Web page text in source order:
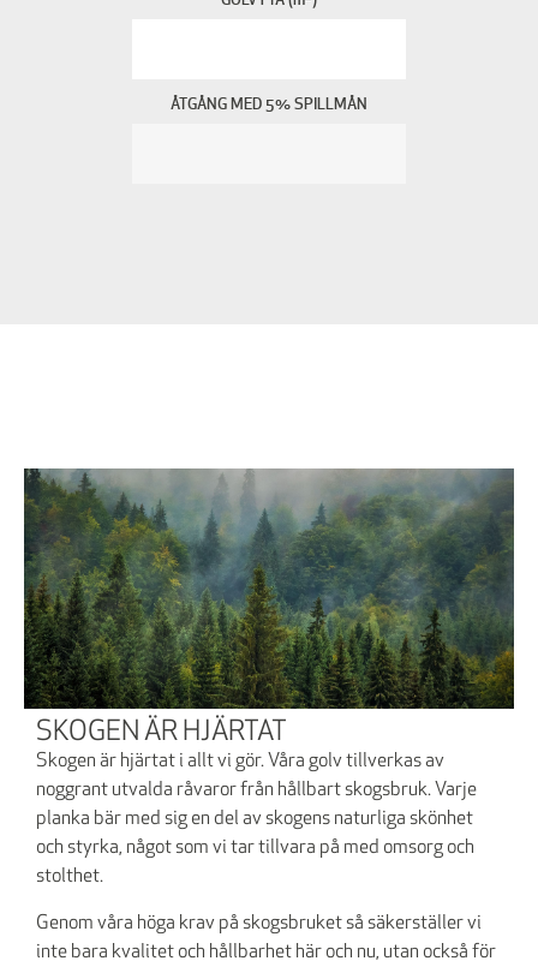
ÅTGÅNG MED 5% SPILLMÅN
SKOGEN ÄR HJÄRTAT
Skogen är hjärtat i allt vi gör. Våra golv tillverkas av
noggrant utvalda råvaror från hållbart skogsbruk. Varje
planka bär med sig en del av skogens naturliga skönhet
och styrka, något som vi tar tillvara på med omsorg och
stolthet.
Genom våra höga krav på skogsbruket så säkerställer vi
inte bara kvalitet och hållbarhet här och nu, utan också för